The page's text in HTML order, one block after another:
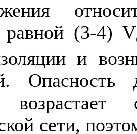
равной (3-4) V
и
Опасность
сети,